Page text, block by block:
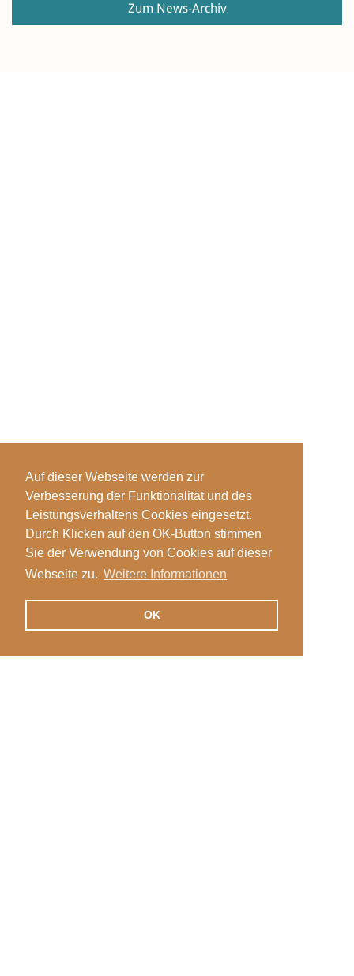
Auf dieser Webseite werden zur
Verbesserung der Funktionalität und des
Leistungsverhaltens Cookies eingesetzt.
Durch Klicken auf den OK-Button stimmen
Sie der Verwendung von Cookies auf dieser
Webseite zu. Weitere Informationen
OK
Zum News-Archiv